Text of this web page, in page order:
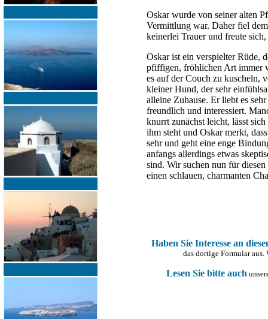
Oskar wurde von seiner alten
Vermittlung war. Daher fiel
keinerlei Trauer und freute
Oskar ist ein verspielter Rüde,
pfiffigen, fröhlichen Art immer
es auf der Couch zu kuscheln,
kleiner Hund, der sehr
alleine Zuhause. Er liebt es
freundlich und interessiert.
knurrt zunächst leicht, lässt
ihm steht und Oskar merkt,
sehr und geht eine enge
anfangs allerdings etwas
sind. Wir suchen nun für
einen schlauen, charmanten
Haben Sie Interesse an
das dortige Formular
Lesen Sie bitte auch